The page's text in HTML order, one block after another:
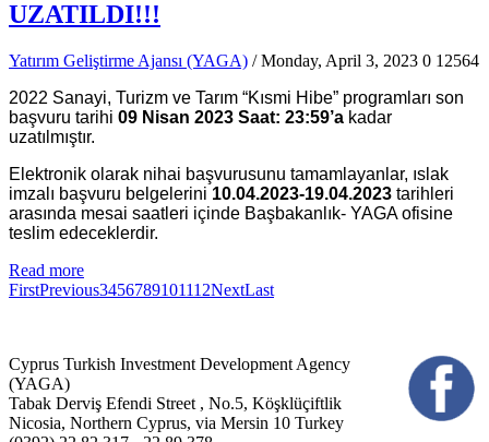
UZATILDI!!!
Yatırım Geliştirme Ajansı (YAGA) / Monday, April 3, 2023 0 12564
2022 Sanayi, Turizm ve Tarım “Kısmi Hibe” programları son
başvuru tarihi 09 Nisan 2023 Saat: 23:59’a kadar
uzatılmıştır.
Elektronik olarak nihai başvurusunu tamamlayanlar, ıslak
imzalı başvuru belgelerini 10.04.2023-19.04.2023 tarihleri
arasında mesai saatleri içinde Başbakanlık- YAGA ofisine
teslim edeceklerdir.
Read more
FirstPrevious3456789101112NextLast
Cyprus Turkish Investment Development Agency
(YAGA)
Tabak Derviş Efendi Street , No.5, Köşklüçiftlik
Nicosia, Northern Cyprus, via Mersin 10 Turkey